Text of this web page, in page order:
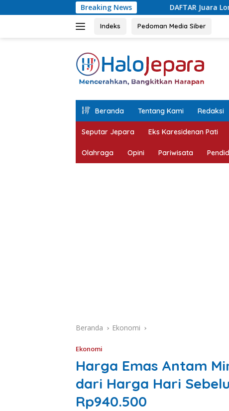
ke
Breaking News
DAFTAR Juara Lomba Agustusan
Indeks Pedoman Media Siber
Beranda Tentang Kami Redaksi
Seputar Jepara Eks Karesidenan Pati
Olahraga Opini Pariwisata
Beranda Ekonomi
Ekonomi
Harga Emas Antam
dari Harga Hari
Rp940.500